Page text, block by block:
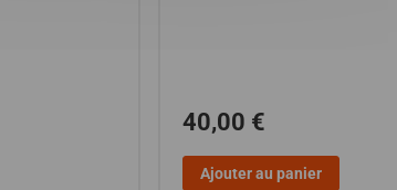
40,00 €
Ajouter au panier